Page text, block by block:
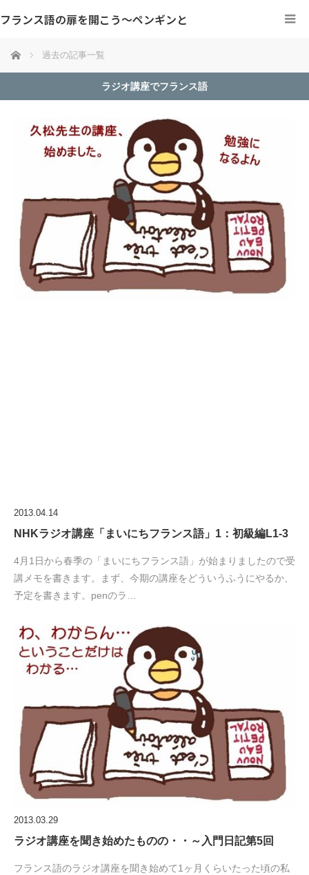
フランス語の扉を開こう～ペンギンと
ホーム 過去の記事一覧
ラジオ講座でフランス語
2013.04.14
NHKラジオ講座「まいにちフランス語」1：初級編L1-3
4月1日から春季の「まいにちフランス語」が始まりましたので受
講メモを書きます。まず、今期の講座をどういうふうにやるか、
予定を書きます。penのラ…
2013.03.29
ラジオ講座を聞き始めたものの・・～入門日記第5回
フランス語のラジオ講座を聞き始めて1ヶ月くらいたった頃の私